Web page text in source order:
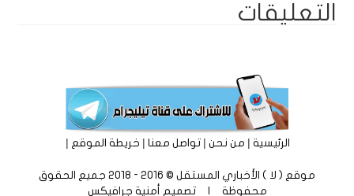
التعليقات
الرئيسية|من نحن|تواصل معنا|خريطة الموقع |
موقع ( لا ) الأخباري المستقل © 2016 - 2018 جميع الحقوق
محفوظة | تصميم أمنية جرافيكس